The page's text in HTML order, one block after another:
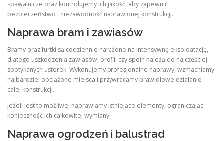
spawalnicze oraz kontrolujemy ich jakość, aby zapewnić
bezpieczeństwo i niezawodność naprawionej konstrukcji.
Naprawa bram i zawiasów
Bramy oraz furtki są codziennie narażone na intensywną eksploatację,
dlatego uszkodzenia zawiasów, profili czy spoin należą do najczęściej
spotykanych usterek. Wykonujemy profesjonalne naprawy, wzmacniamy
najbardziej obciążone miejsca i przywracamy prawidłowe działanie
całej konstrukcji.
Jeżeli jest to możliwe, naprawiamy istniejące elementy, ograniczając
konieczność ich całkowitej wymiany.
Naprawa ogrodzeń i balustrad